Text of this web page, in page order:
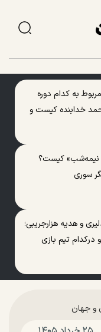
به کدام دوره
خدابنده کیست و
نیمه‌شب» کیست؟
سوری
و هدیه هزارجریبی؛
تیم بازی
و جهان